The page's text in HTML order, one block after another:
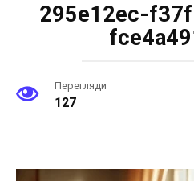
295e12ec-
Перегляди
127